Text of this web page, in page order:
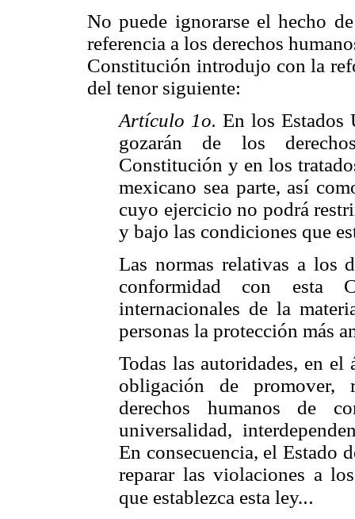
No puede ignorarse el hecho
referencia a los derechos
Constitución introdujo con la
del tenor siguiente:
Artículo 1o. En los Estados
gozarán de los
Constitución y en los
mexicano sea parte, así
cuyo ejercicio no podrá
y bajo las condiciones que
Las normas relativas a los
conformidad con esta
internacionales de la
personas la protección más
Todas las autoridades, en el
obligación de promover,
derechos humanos de
universalidad,
En consecuencia, el Estado
reparar las violaciones a
que establezca esta ley...